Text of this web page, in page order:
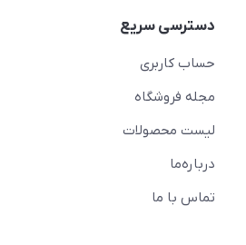
دسترسی سریع
حساب کاربری
مجله فروشگاه
لیست محصولات
درباره‌ما
تماس با ما